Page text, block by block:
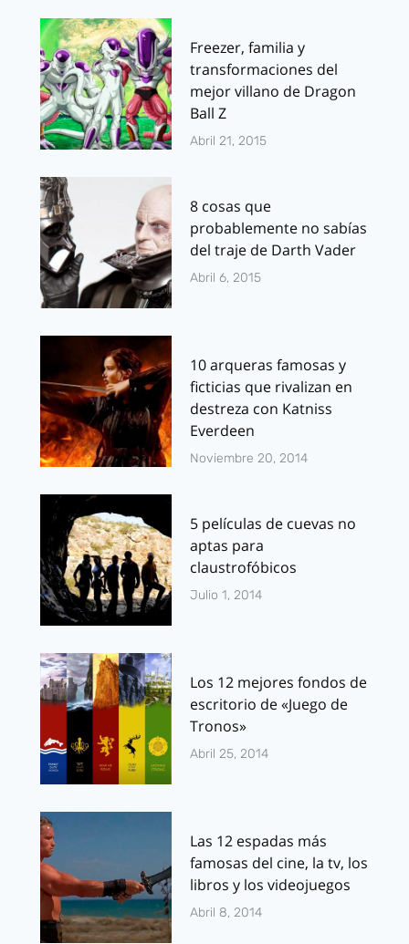
Freezer, familia y
transformaciones del
mejor villano de Dragon
Ball Z
Abril 21, 2015
8 cosas que
probablemente no sabías
del traje de Darth Vader
Abril 6, 2015
10 arqueras famosas y
ficticias que rivalizan en
destreza con Katniss
Everdeen
Noviembre 20, 2014
5 películas de cuevas no
aptas para
claustrofóbicos
Julio 1, 2014
Los 12 mejores fondos de
escritorio de «Juego de
Tronos»
Abril 25, 2014
Las 12 espadas más
famosas del cine, la tv, los
libros y los videojuegos
Abril 8, 2014